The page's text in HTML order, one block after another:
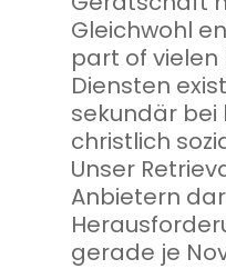
Gleichwohl
part of
Diensten
sekundär bei
christlich
Unser
Anbietern
gerade je